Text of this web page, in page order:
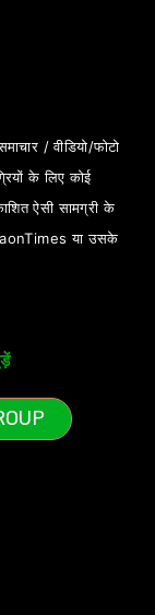
/ वीडियो/फोटो
के लिए कोई
ऐसी सामग्री के
या उसके